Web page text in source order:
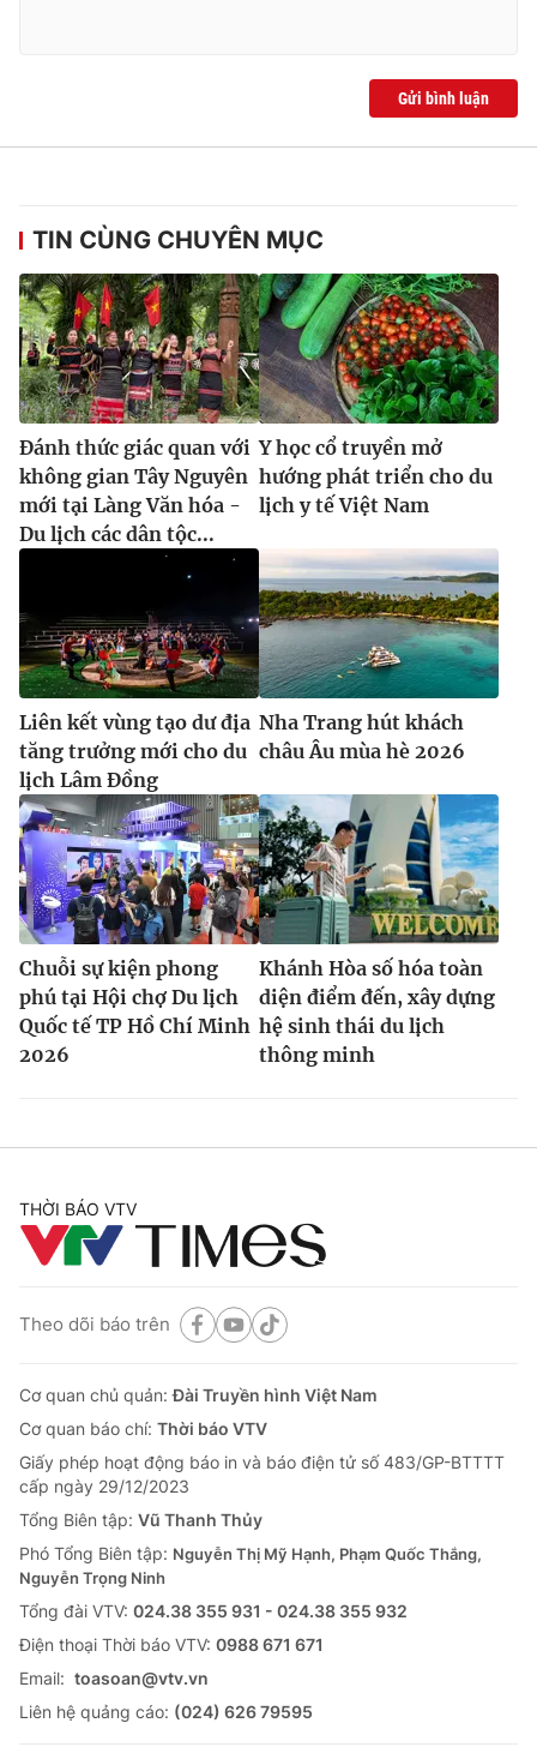
Gửi bình luận
TIN CÙNG CHUYÊN MỤC
Đánh thức giác quan với
không gian Tây Nguyên
mới tại Làng Văn hóa -
Du lịch các dân tộc...
Y học cổ truyền mở
hướng phát triển cho du
lịch y tế Việt Nam
Liên kết vùng tạo dư địa
tăng trưởng mới cho du
lịch Lâm Đồng
Nha Trang hút khách
châu Âu mùa hè 2026
Chuỗi sự kiện phong
phú tại Hội chợ Du lịch
Quốc tế TP Hồ Chí Minh
2026
Khánh Hòa số hóa toàn
diện điểm đến, xây dựng
hệ sinh thái du lịch
thông minh
THỜI BÁO VTV
Theo dõi báo trên
Cơ quan chủ quản:Đài Truyền hình Việt Nam
Cơ quan báo chí: Thời báo VTV
Giấy phép hoạt động báo in và báo điện tử số 483/GP-BTTTT
cấp ngày 29/12/2023
Tổng Biên tập: Vũ Thanh Thủy
Phó Tổng Biên tập: Nguyễn Thị Mỹ Hạnh, Phạm Quốc Thắng,
Nguyễn Trọng Ninh
Tổng đài VTV: 024.38 355 931 - 024.38 355 932
Ðiện thoại Thời báo VTV: 0988 671 671
Email: toasoan@vtv.vn
Liên hệ quảng cáo: (024) 626 79595